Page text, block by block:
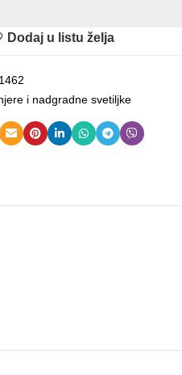
Dodaj u listu želja
1462
i nadgradne svetiljke